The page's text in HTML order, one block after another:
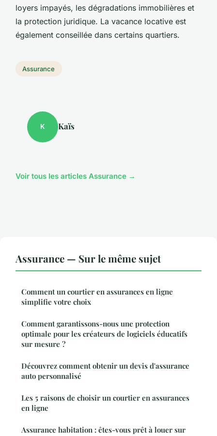
loyers impayés, les dégradations immobilières et
la protection juridique. La vacance locative est
également conseillée dans certains quartiers.
Assurance
K Kaïs
Voir tous les articles Assurance →
Assurance — Sur le même sujet
Comment un courtier en assurances en ligne
simplifie votre choix
Comment garantissons-nous une protection
optimale pour les créateurs de logiciels éducatifs
sur mesure ?
Découvrez comment obtenir un devis d'assurance
auto personnalisé
Les 5 raisons de choisir un courtier en assurances
en ligne
Assurance habitation : êtes-vous prêt à louer sur